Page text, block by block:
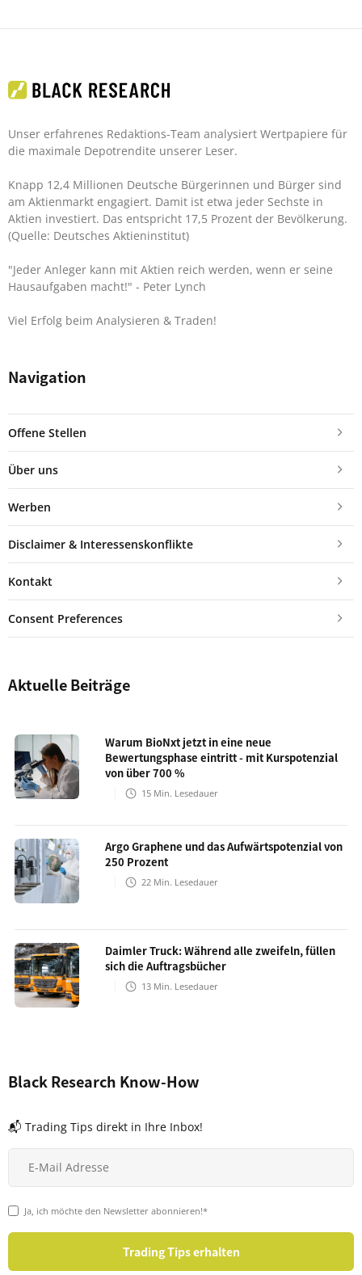
Unser erfahrenes Redaktions-Team analysiert Wertpapiere für
die maximale Depotrendite unserer Leser.
Knapp 12,4 Millionen Deutsche Bürgerinnen und Bürger sind
am Aktienmarkt engagiert. Damit ist etwa jeder Sechste in
Aktien investiert. Das entspricht 17,5 Prozent der Bevölkerung.
(Quelle: Deutsches Aktieninstitut)
"Jeder Anleger kann mit Aktien reich werden, wenn er seine
Hausaufgaben macht!" - Peter Lynch
Viel Erfolg beim Analysieren & Traden!
Navigation
Offene Stellen
Über uns
Werben
Disclaimer & Interessenskonflikte
Kontakt
Consent Preferences
Aktuelle Beiträge
Warum BioNxt jetzt in eine neue
Bewertungsphase eintritt - mit Kurspotenzial
von über 700 %
15 Min. Lesedauer
Argo Graphene und das Aufwärtspotenzial von
250 Prozent
22 Min. Lesedauer
Daimler Truck: Während alle zweifeln, füllen
sich die Auftragsbücher
13 Min. Lesedauer
Black Research Know-How
📬 Trading Tips direkt in Ihre Inbox!
Ja, ich möchte den Newsletter abonnieren!*